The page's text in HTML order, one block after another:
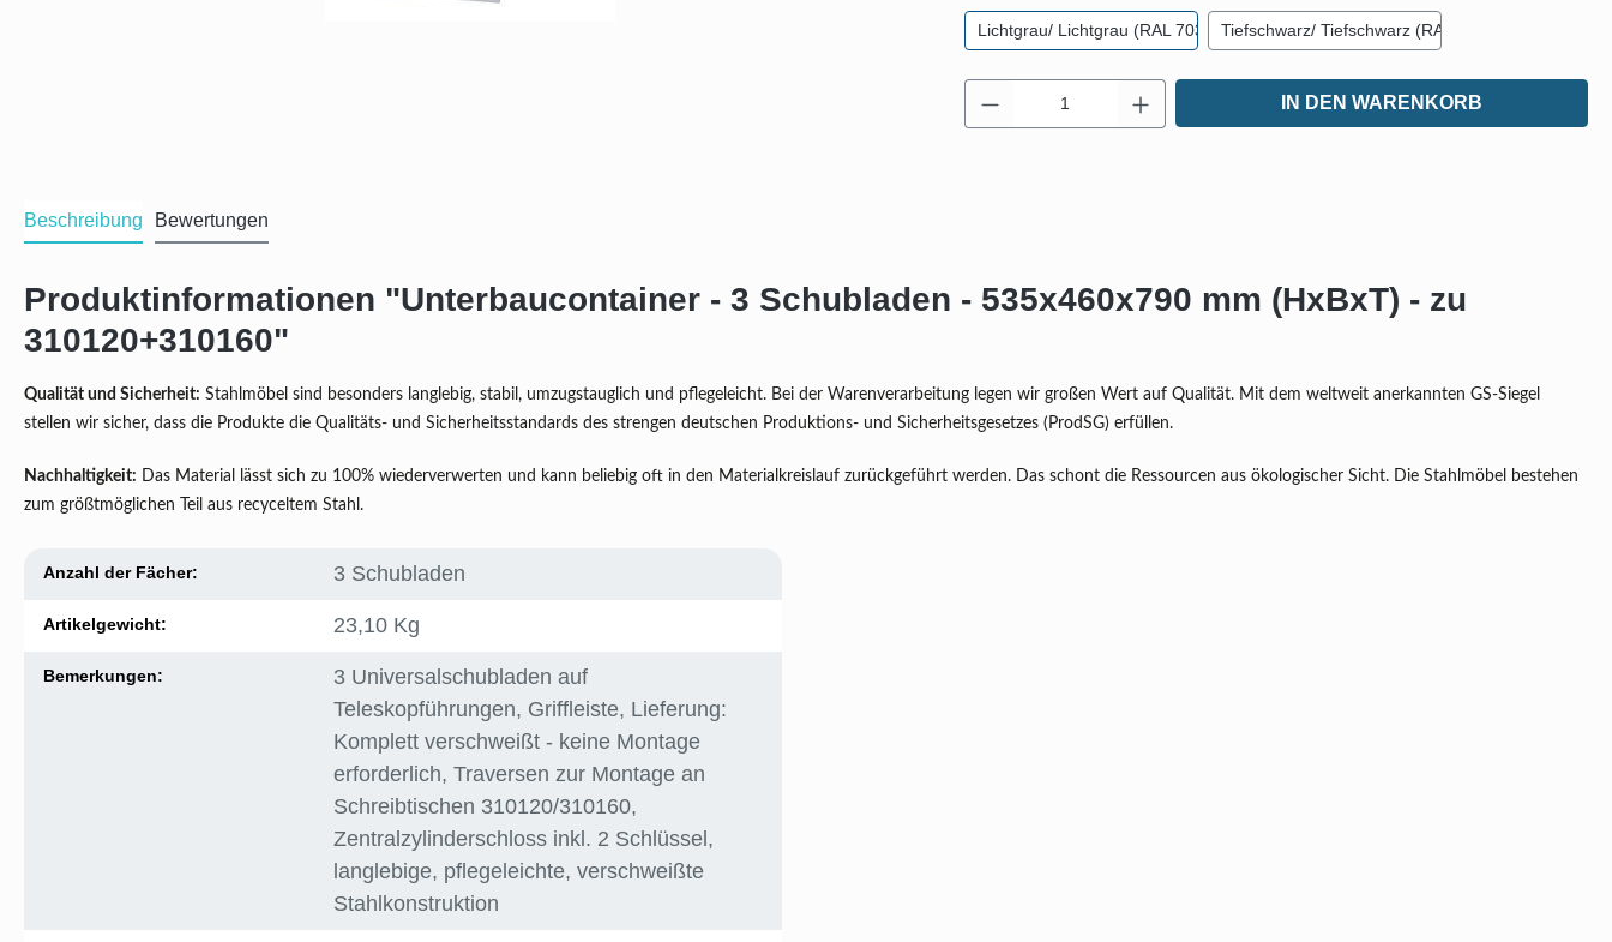
Lichtgrau/ Lichtgrau (RAL 7035) Tiefschwarz/ Tiefschwarz (RAL 9005)
Produkt Anzahl: Gib den gewünschten Wert ein
IN DEN WARENKORB
Beschreibung Bewertungen
Produktinformationen "Unterbaucontainer - 3 Schubladen - 535x460x790 mm (HxBxT) - zu
310120+310160"
Qualität und Sicherheit: Stahlmöbel sind besonders langlebig, stabil, umzugstauglich und pflegeleicht. Bei der Warenverarbeitung legen wir großen Wert auf Qualität. Mit dem weltweit anerkannten GS-Siegel
stellen wir sicher, dass die Produkte die Qualitäts- und Sicherheitsstandards des strengen deutschen Produktions- und Sicherheitsgesetzes (ProdSG) erfüllen.
Nachhaltigkeit: Das Material lässt sich zu 100% wiederverwerten und kann beliebig oft in den Materialkreislauf zurückgeführt werden. Das schont die Ressourcen aus ökologischer Sicht. Die Stahlmöbel bestehen
zum größtmöglichen Teil aus recyceltem Stahl.
Anzahl der Fächer: 3 Schubladen
Artikelgewicht: 23,10 Kg
Bemerkungen:
3 Universalschubladen auf
Teleskopführungen, Griffleiste, Lieferung:
Komplett verschweißt - keine Montage
erforderlich, Traversen zur Montage an
Schreibtischen 310120/310160,
Zentralzylinderschloss inkl. 2 Schlüssel ,
langlebige, pflegeleichte, verschweißte
Stahlkonstruktion